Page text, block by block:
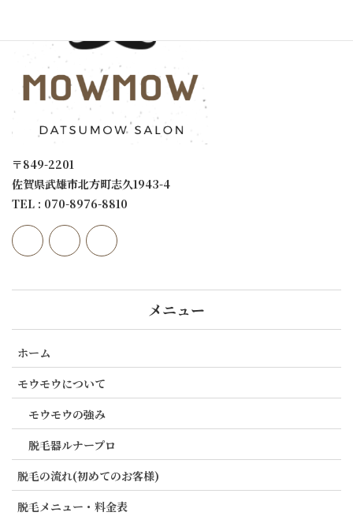
〒849-2201
佐賀県武雄市北方町志久1943-4
TEL : 070-8976-8810
メニュー
ホーム
モウモウについて
モウモウの強み
脱毛器ルナープロ
脱毛の流れ(初めてのお客様)
脱毛メニュー・料金表